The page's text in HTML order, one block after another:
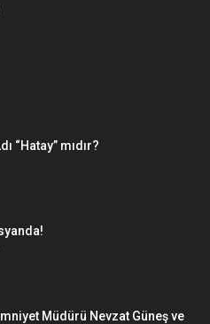
“Hatay” mıdır?
Müdürü Nevzat Güneş ve